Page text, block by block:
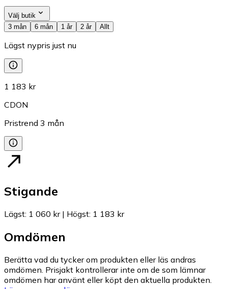
Välj butik
3 mån
6 mån 1 år 2 år Allt
Lägst nypris just nu
1 183 kr
CDON
Pristrend 3 mån
Stigande
Lägst: 1 060 kr| Högst: 1 183 kr
Omdömen
Berätta vad du tycker om produkten eller läs andras
omdömen. Prisjakt kontrollerar inte om de som lämnar
omdömen har använt eller köpt den aktuella produkten.